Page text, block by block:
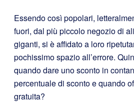
Essendo così popolari,
fuori, dal più piccolo negozio di
giganti, si è affidato a loro
pochissimo spazio all’errore.
quando dare uno sconto in
percentuale di sconto e quando
gratuita?